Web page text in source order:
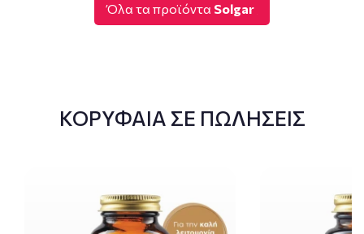
Όλα τα προϊόντα Solgar
ΚΟΡΥΦΑΙΑ ΣΕ ΠΩΛΗΣΕΙΣ